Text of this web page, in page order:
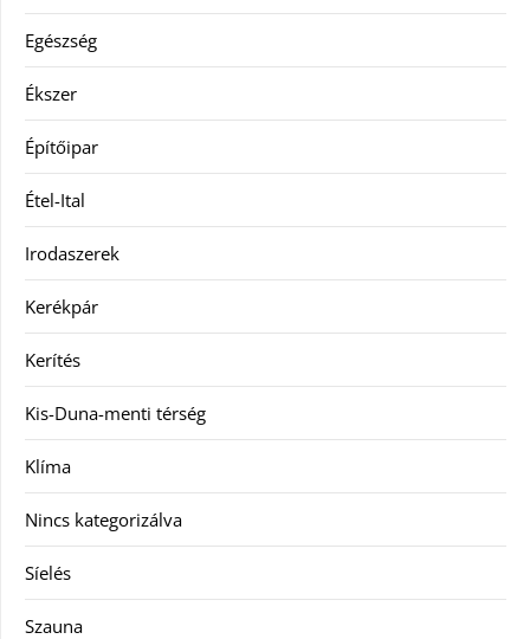
Egészség
Ékszer
Építőipar
Étel-Ital
Irodaszerek
Kerékpár
Kerítés
Kis-Duna-menti térség
Klíma
Nincs kategorizálva
Síelés
Szauna